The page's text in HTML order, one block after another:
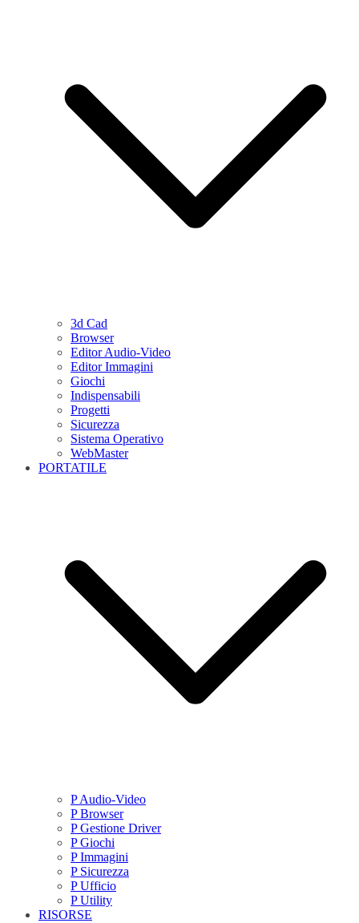
3d Cad
Browser
Editor Audio-Video
Editor Immagini
Giochi
Indispensabili
Progetti
Sicurezza
Sistema Operativo
WebMaster
PORTATILE
P Audio-Video
P Browser
P Gestione Driver
P Giochi
P Immagini
P Sicurezza
P Ufficio
P Utility
RISORSE